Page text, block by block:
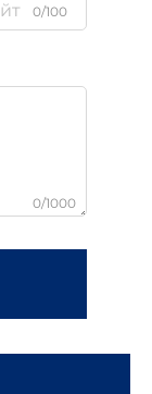
0/100
0/1000